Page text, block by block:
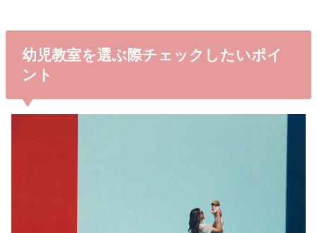
幼児教室を選ぶ際チェックしたいポイ
ント